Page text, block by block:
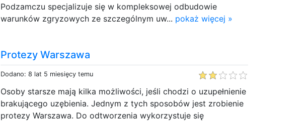
Podzamczu specjalizuje się w kompleksowej odbudowie
warunków zgryzowych ze szczególnym uw... pokaż więcej »
Protezy Warszawa
Dodano: 8 lat 5 miesięcy temu
Osoby starsze mają kilka możliwości, jeśli chodzi o uzupełnienie
brakującego uzębienia. Jednym z tych sposobów jest zrobienie
protezy Warszawa. Do odtworzenia wykorzystuje się